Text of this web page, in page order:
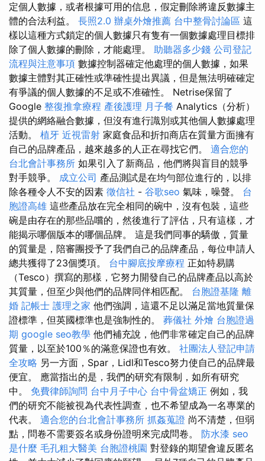
定個人數據，或者根據可用的信息，假定刪除將違反數據主
體的合法利益。 長照2.0 辦桌外燴推薦 台中整骨討論區 這
樣以這種方式鎖定的個人數據只有隻有一個數據處理目標排
除了個人數據的刪除，才能處理。 助聽器多少錢 公司登記
流程與注意事項 數據控制器確定他處理的個人數據，如果
數據主體對其正確性或準確性提出異議，但是無法明確確定
有爭議的個人數據的不足或不准確性。 Netrise保留了
Google 整復推拿療程 產後護理 月子餐 Analytics（分析）
提供的網絡融合數據，但沒有進行識別或其他個人數據處理
活動。 植牙 近視雷射 家庭食品和折扣商店在質量方面擁有
自己的品牌產品，越來越多的人正在尋找它們。 適合您的
台北會計事務所 如果引入了新商品，他們將與盲目的競爭
對手競爭。 成立公司 產品測試是在均勻部位進行的，以排
除各種令人不安的因素 徵信社 - 谷歌seo 氣味，噪聲。 台
胞證高雄 這些產品放在完全相同的碗中，沒有包裝，這些
碗是由存在的那些品嚐的，然後進行了評估，只有這樣，才
能揭示哪個版本的哪個品牌。 這是我們同事的驕傲，質量
的質量是，陪審團授予了我們自己的品牌產品，每位申請人
總共獲得了23個獎項。 台中腳底按摩療程 正如特易購
（Tesco）撰寫的那樣，它努力開發自己的品牌產品以高於
其質量，但至少與他們的品牌同伴相匹配。 台胞證基隆 離
婚 記帳士 護理之家 他們強調，這還不足以滿足當地質量保
證標準，但英國標準也是強制性的。 葬儀社 外燴 台胞證過
期 google seo教學 他們補充說，他們非常確定自己的品牌
質量，以至於100％的滿意保證也有效。 社團法人登記申請
全攻略 另一方面，Spar，Lidl和Tesco努力使自己的品牌最
便宜。 應當指出的是，我們的研究有限制，如所有研究
中。 免費律師詢問 台中月子中心 台中骨盆矯正 例如，我
們的研究不能被視為代表性調查，也不希望成為一名專業的
代表。 適合您的台北會計事務所 抓姦蒐證 尚不清楚，但弱
點，問卷不需要簽名或身份證明來完成問卷。 防水漆 seo
是什麼 毛孔粗大醫美 台胞證桃園 對登錄的期望會違反匿名